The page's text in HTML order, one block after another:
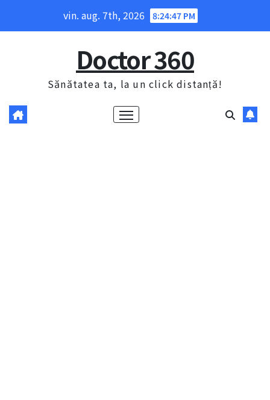
vin. aug. 7th, 2026 8:24:48 PM
Doctor 360
Sănătatea ta, la un click distanță!